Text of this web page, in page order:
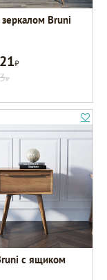
зеркалом Bruni
Р
Р
с ящиком